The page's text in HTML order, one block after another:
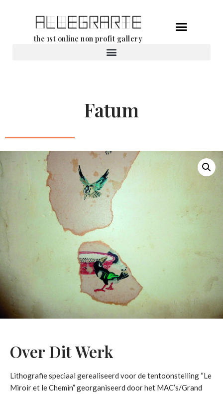
the 1st online non profit gallery
Fatum
Over Dit Werk
Lithografie speciaal gerealiseerd voor de tentoonstelling “Le
Miroir et le Chemin” georganiseerd door het MAC’s/Grand